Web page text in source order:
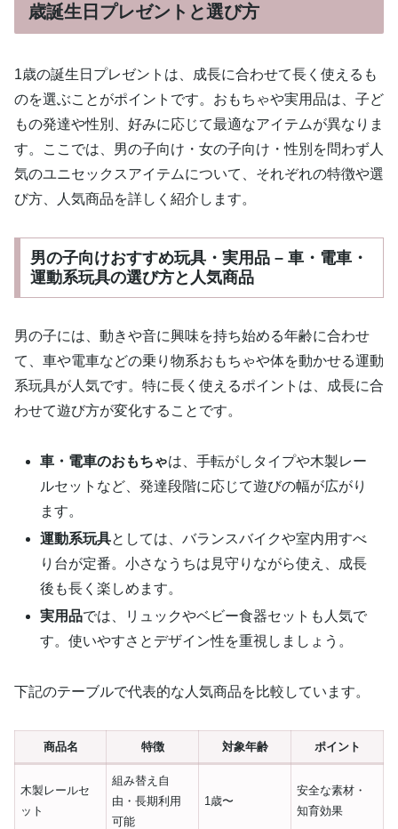
歳誕生日プレゼントと選び方
1歳の誕生日プレゼントは、成長に合わせて長く使えるも
のを選ぶことがポイントです。おもちゃや実用品は、子ど
もの発達や性別、好みに応じて最適なアイテムが異なりま
す。ここでは、男の子向け・女の子向け・性別を問わず人
気のユニセックスアイテムについて、それぞれの特徴や選
び方、人気商品を詳しく紹介します。
男の子向けおすすめ玩具・実用品 – 車・電車・
運動系玩具の選び方と人気商品
男の子には、動きや音に興味を持ち始める年齢に合わせ
て、車や電車などの乗り物系おもちゃや体を動かせる運動
系玩具が人気です。特に長く使えるポイントは、成長に合
わせて遊び方が変化することです。
車・電車のおもちゃは、手転がしタイプや木製レー
ルセットなど、発達段階に応じて遊びの幅が広がり
ます。
運動系玩具としては、バランスバイクや室内用すべ
り台が定番。小さなうちは見守りながら使え、成長
後も長く楽しめます。
実用品では、リュックやベビー食器セットも人気で
す。使いやすさとデザイン性を重視しましょう。
下記のテーブルで代表的な人気商品を比較しています。
商品名 特徴 対象年齢 ポイント
木製レールセ
ット
組み替え自
由・長期利用
可能
1歳〜
安全な素材・
知育効果